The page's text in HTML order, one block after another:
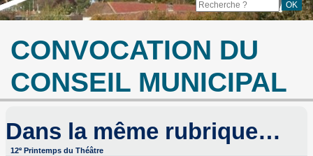
CONVOCATION DU
CONSEIL MUNICIPAL
Dans la même rubrique…
12e Printemps du Théâtre